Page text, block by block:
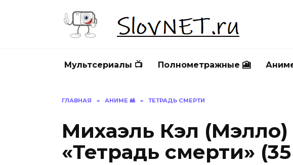
Мультсериалы 📺 Полнометражные 🎦
ГЛАВНАЯ » АНИМЕ 🎎 » ТЕТРАДЬ СМЕРТИ
Михаэль Кэл
«Тетрадь смерти»